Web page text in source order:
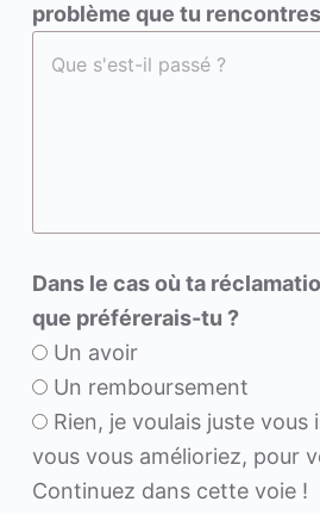
problème que tu
Dans le cas où ta
que préférerais-tu ?
Un avoir
Un remboursement
Rien, je voulais juste
vous vous amélioriez, pour
Continuez dans cette voie !